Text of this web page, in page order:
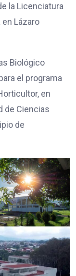
la Licenciatura
Lázaro
Biológico
el programa
en
de Ciencias
de